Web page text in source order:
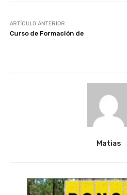
ARTÍCULO ANTERIOR
Curso de Formación de
Matias